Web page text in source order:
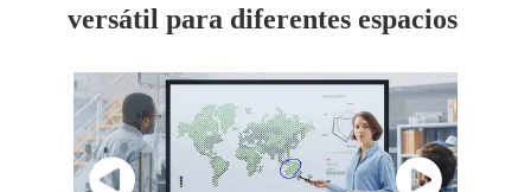
versátil para diferentes espacios